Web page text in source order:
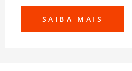
SAIBA MAIS